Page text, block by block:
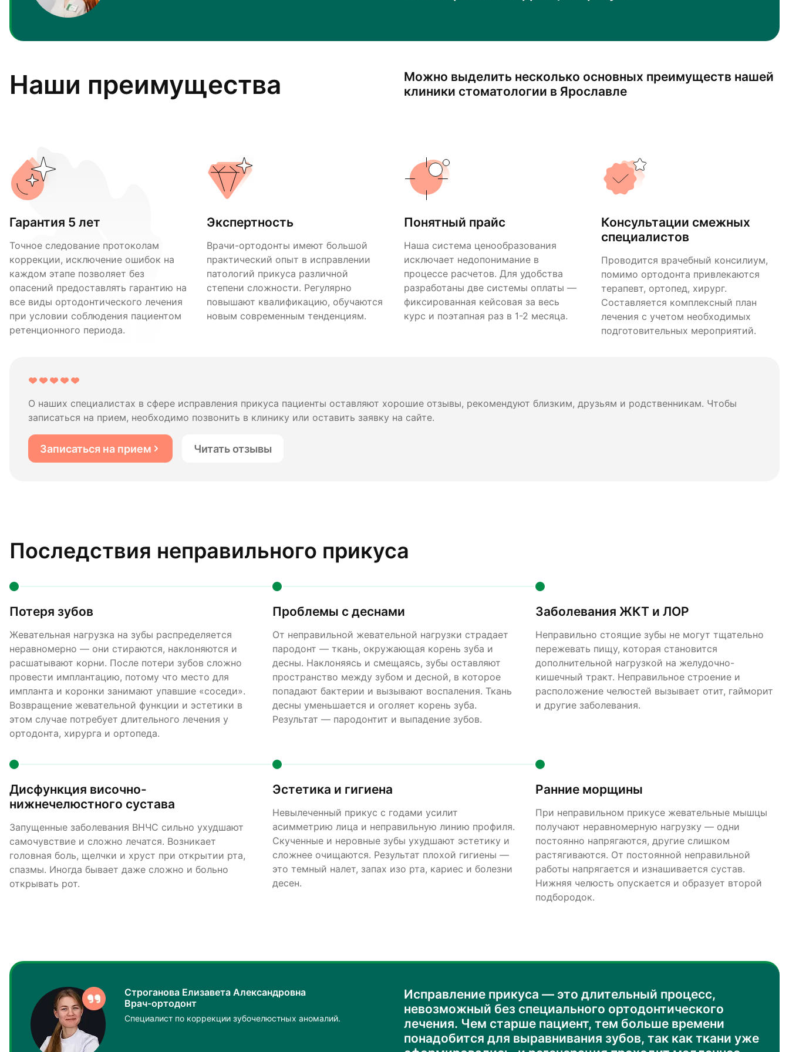
Наши преимущества
Можно выделить несколько основных преимуществ нашей
клиники стоматологии в Ярославле
Гарантия 5 лет
Точное следование протоколам
коррекции, исключение ошибок на
каждом этапе позволяет без
опасений предоставлять гарантию на
все виды ортодонтического лечения
при условии соблюдения пациентом
ретенционного периода.
Экспертность
Врачи-ортодонты имеют большой
практический опыт в исправлении
патологий прикуса различной
степени сложности. Регулярно
повышают квалификацию, обучаются
новым современным тенденциям.
Понятный прайс
Наша система ценообразования
исключает недопонимание в
процессе расчетов. Для удобства
разработаны две системы оплаты —
фиксированная кейсовая за весь
курс и поэтапная раз в 1-2 месяца.
Консультации смежных
специалистов
Проводится врачебный консилиум,
помимо ортодонта привлекаются
терапевт, ортопед, хирург.
Составляется комплексный план
лечения с учетом необходимых
подготовительных мероприятий.
О наших специалистах в сфере исправления прикуса пациенты оставляют хорошие отзывы, рекомендуют близким, друзьям и родственникам. Чтобы
записаться на прием, необходимо позвонить в клинику или оставить заявку на сайте.
Записаться на прием Читать отзывы
Последствия неправильного прикуса
Потеря зубов
Жевательная нагрузка на зубы распределяется
неравномерно — они стираются, наклоняются и
расшатывают корни. После потери зубов сложно
провести имплантацию, потому что место для
импланта и коронки занимают упавшие «соседи».
Возвращение жевательной функции и эстетики в
этом случае потребует длительного лечения у
ортодонта, хирурга и ортопеда.
Проблемы с деснами
От неправильной жевательной нагрузки страдает
пародонт — ткань, окружающая корень зуба и
десны. Наклоняясь и смещаясь, зубы оставляют
пространство между зубом и десной, в которое
попадают бактерии и вызывают воспаления. Ткань
десны уменьшается и оголяет корень зуба.
Результат — пародонтит и выпадение зубов.
Заболевания ЖКТ и ЛОР
Неправильно стоящие зубы не могут тщательно
пережевать пищу, которая становится
дополнительной нагрузкой на желудочно-
кишечный тракт. Неправильное строение и
расположение челюстей вызывает отит, гайморит
и другие заболевания.
Дисфункция височно-
нижнечелюстного сустава
Запущенные заболевания ВНЧС сильно ухудшают
самочувствие и сложно лечатся. Возникает
головная боль, щелчки и хруст при открытии рта,
спазмы. Иногда бывает даже сложно и больно
открывать рот.
Эстетика и гигиена
Невылеченный прикус с годами усилит
асимметрию лица и неправильную линию профиля.
Скученные и неровные зубы ухудшают эстетику и
сложнее очищаются. Результат плохой гигиены —
это темный налет, запах изо рта, кариес и болезни
десен.
Ранние морщины
При неправильном прикусе жевательные мышцы
получают неравномерную нагрузку — одни
постоянно напрягаются, другие слишком
растягиваются. От постоянной неправильной
работы напрягается и изнашивается сустав.
Нижняя челюсть опускается и образует второй
подбородок.
Строганова Елизавета Александровна
Врач-ортодонт
Специалист по коррекции зубочелюстных аномалий.
Исправление прикуса — это длительный процесс,
невозможный без специального ортодонтического
лечения. Чем старше пациент, тем больше времени
понадобится для выравнивания зубов, так как ткани уже